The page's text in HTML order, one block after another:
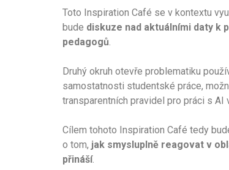
Toto Inspiration Café se v kontextu
bude diskuze nad aktuálními daty k
pedagogů.
Druhý okruh otevře problematiku
samostatnosti studentské práce,
transparentních pravidel pro práci s
Cílem tohoto Inspiration Café tedy
o tom, jak smysluplně reagovat v
přináší.